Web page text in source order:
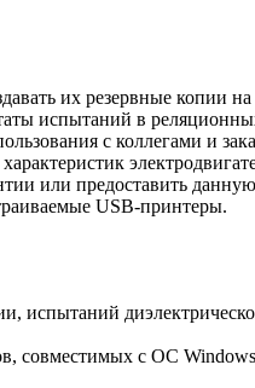
их резервные копии
испытаний в
с коллегами и
или предоставить
USB-принтеры.
испытаний
совместимых с ОС